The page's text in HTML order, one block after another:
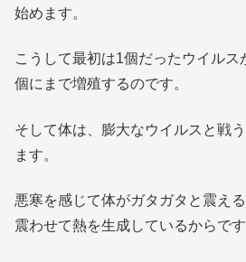
始めます。
こうして最初は1個だったウイル
個にまで増殖するのです。
そして体は、膨大なウイルスと戦
ます。
悪寒を感じて体がガタガタと震え
震わせて熱を生成しているからです